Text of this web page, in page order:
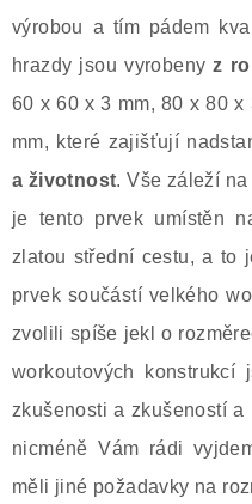
výrobou a tím pádem
hrazdy jsou vyrobenyz
60 x 60 x 3 mm, 80 x 80
mm, které zajišťují
a životnost. Vše záleží
je tento prvek umístěn
zlatou střední cestu, a to
prvek součástí velkého
zvolili spíše jekl o
workoutových
zkušenosti a zkušeností a
nicméně Vám rádi
měli jiné požadavky na